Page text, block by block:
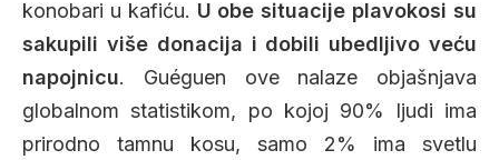
konobari u kafiću. U obe situacije plavokosi su
sakupili više donacija i dobili ubedljivo veću
napojnicu. Guéguen ove nalaze objašnjava
globalnom statistikom, po kojoj 90% ljudi ima
prirodno tamnu kosu, samo 2% ima svetlu